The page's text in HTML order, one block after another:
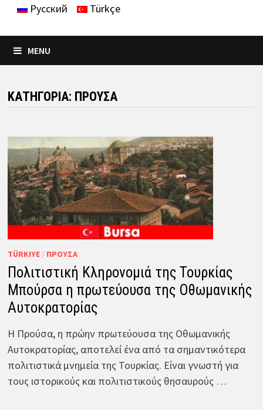
Русский
Türkçe
MENU
ΚΑΤΗΓΟΡΊΑ: ΠΡΟΎΣΑ
TÜRKIYE/ ΠΡΟΎΣΑ
Πολιτιστική Κληρονομιά της Τουρκίας
Μπούρσα η πρωτεύουσα της Οθωμανικής
Αυτοκρατορίας
Η Προύσα, η πρώην πρωτεύουσα της Οθωμανικής
Αυτοκρατορίας, αποτελεί ένα από τα σημαντικότερα
πολιτιστικά μνημεία της Τουρκίας. Είναι γνωστή για
τους ιστορικούς και πολιτιστικούς θησαυρούς …